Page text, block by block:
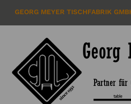
GEORG MEYER TISCHFABRIK